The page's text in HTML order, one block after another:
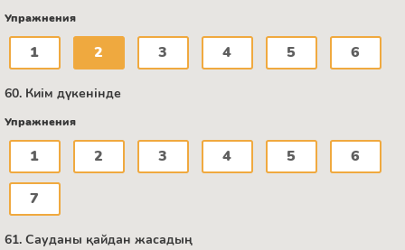
Упражнения
1 2 3 4 5 6
60. Киім дүкенінде
Упражнения
1 2 3 4 5 6
7
61. Сауданы қайдан жасадың